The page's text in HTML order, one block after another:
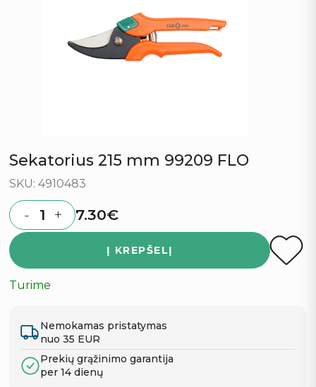
Sekatorius 215 mm 99209 FLO
SKU: 4910483
Quantity
- + 7.30€
Į KREPŠELĮ
Turime
Nemokamas pristatymas
nuo 35 EUR
Prekių grąžinimo garantija
per 14 dienų